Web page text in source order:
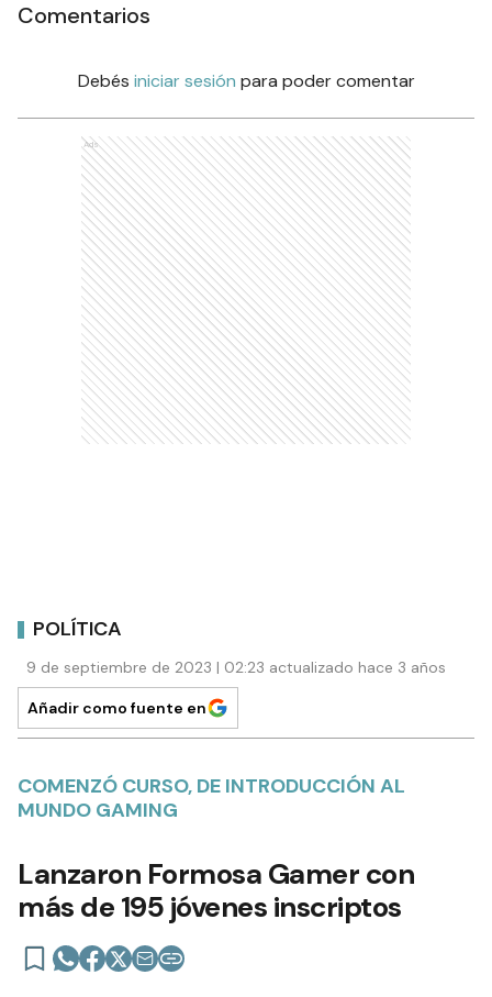
Comentarios
Debés iniciar sesión para poder comentar
Ads
POLÍTICA
9 de septiembre de 2023 | 02:23 actualizado hace 3 años
Añadir como fuente en
COMENZÓ CURSO, DE INTRODUCCIÓN AL
MUNDO GAMING
Lanzaron Formosa Gamer con
más de 195 jóvenes inscriptos